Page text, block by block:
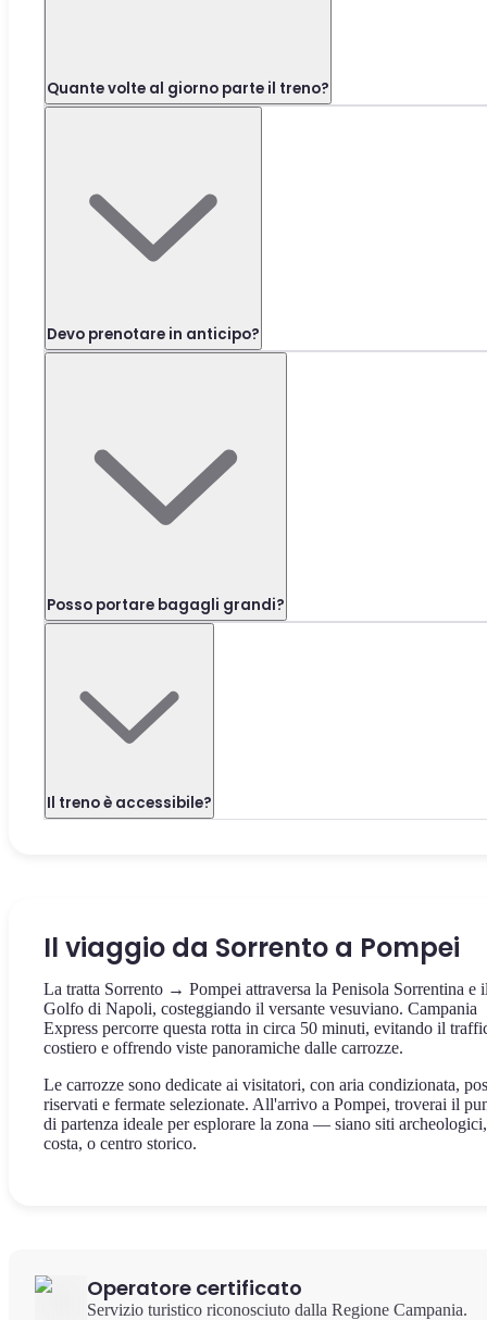
Quante volte al giorno parte il treno?
Devo prenotare in anticipo?
Posso portare bagagli grandi?
Il treno è accessibile?
Il viaggio da Sorrento a Pompei
La tratta Sorrento → Pompei attraversa la Penisola Sorrentina e
Golfo di Napoli, costeggiando il versante vesuviano. Campania
Express percorre questa rotta in circa 50 minuti, evitando il
costiero e offrendo viste panoramiche dalle carrozze.
Le carrozze sono dedicate ai visitatori, con aria condizionata,
riservati e fermate selezionate. All'arrivo a Pompei, troverai il
di partenza ideale per esplorare la zona — siano siti archeologici,
costa, o centro storico.
Operatore certificato
Servizio turistico riconosciuto dalla Regione Campania.